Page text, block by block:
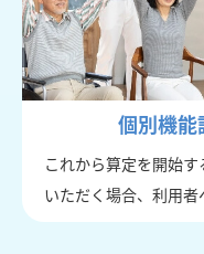
個別機能
これから算定を開始
いただく場合、利用者